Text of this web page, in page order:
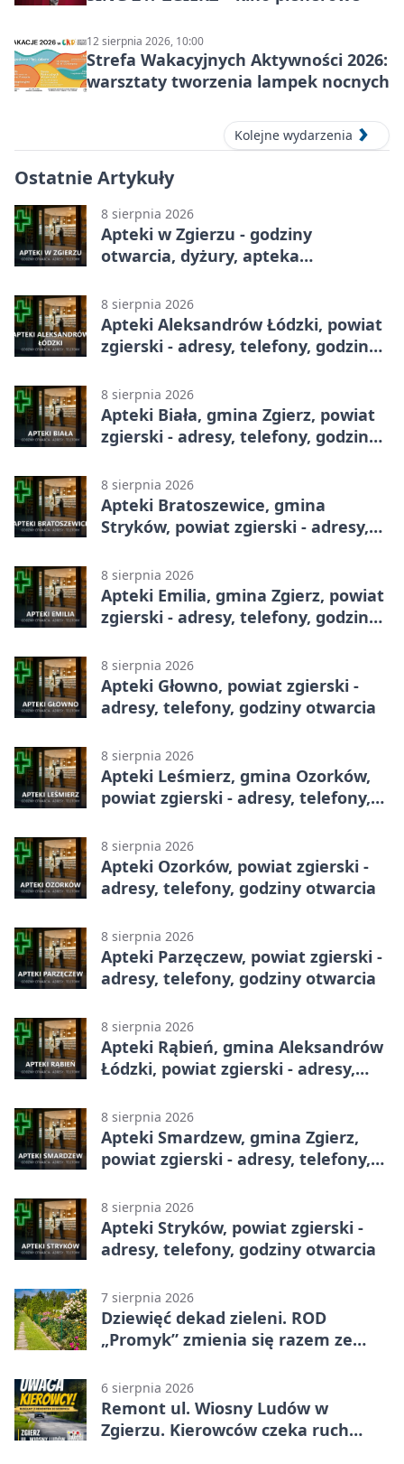
12 sierpnia 2026, 10:00
Strefa Wakacyjnych Aktywności 2026:
warsztaty tworzenia lampek nocnych
Kolejne wydarzenia
Ostatnie Artykuły
8 sierpnia 2026
Apteki w Zgierzu - godziny
otwarcia, dyżury, apteka
8 sierpnia 2026
Apteki Aleksandrów Łódzki, powiat
zgierski - adresy, telefony, godziny
8 sierpnia 2026
Apteki Biała, gmina Zgierz, powiat
zgierski - adresy, telefony, godziny
8 sierpnia 2026
Apteki Bratoszewice, gmina
Stryków, powiat zgierski - adresy,
8 sierpnia 2026
Apteki Emilia, gmina Zgierz, powiat
zgierski - adresy, telefony, godziny
8 sierpnia 2026
Apteki Głowno, powiat zgierski -
adresy, telefony, godziny otwarcia
8 sierpnia 2026
Apteki Leśmierz, gmina Ozorków,
powiat zgierski - adresy, telefony,
8 sierpnia 2026
Apteki Ozorków, powiat zgierski -
adresy, telefony, godziny otwarcia
8 sierpnia 2026
Apteki Parzęczew, powiat zgierski -
adresy, telefony, godziny otwarcia
8 sierpnia 2026
Apteki Rąbień, gmina Aleksandrów
Łódzki, powiat zgierski - adresy,
8 sierpnia 2026
Apteki Smardzew, gmina Zgierz,
powiat zgierski - adresy, telefony,
8 sierpnia 2026
Apteki Stryków, powiat zgierski -
adresy, telefony, godziny otwarcia
7 sierpnia 2026
Dziewięć dekad zieleni. ROD
„Promyk” zmienia się razem ze
6 sierpnia 2026
Remont ul. Wiosny Ludów w
Zgierzu. Kierowców czeka ruch